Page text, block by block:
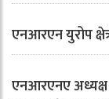
एनआरएन युरोप
एनआरएनए अध्यक्ष